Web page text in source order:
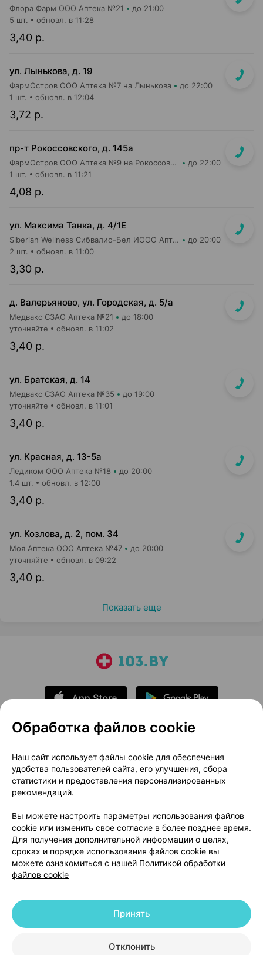
Флора Фарм ООО Аптека №21 до 21:00
3,40 р.
5 шт. обновл. в 11:28
ул. Лынькова, д. 19
ФармОстров ООО Аптека №7 на Лынькова до 22:00
3,72 р.
1 шт. обновл. в 12:04
пр-т Рокоссовского, д. 145а
ФармОстров ООО Аптека №9 на Рокоссовского до 22:00
4,08 р.
1 шт. обновл. в 11:21
ул. Максима Танка, д. 4/1Е
Siberian Wellness Сибвалио-Бел ИООО Аптека №1 до 20:00
3,30 р.
2 шт. обновл. в 11:00
д. Валерьяново, ул. Городская, д. 5/а
Медвакс СЗАО Аптека №21 до 18:00
3,40 р.
уточняйте обновл. в 11:02
ул. Братская, д. 14
Медвакс СЗАО Аптека №35 до 19:00
3,40 р.
уточняйте обновл. в 11:01
ул. Красная, д. 13-5а
Ледиком ООО Аптека №18 до 20:00
3,40 р.
1.4 шт. обновл. в 12:00
ул. Козлова, д. 2, пом. 34
Моя Аптека ООО Аптека №47 до 20:00
3,40 р.
уточняйте обновл. в 09:22
Показать еще
О проекте
Новости проекта
Размещение рекламы
Медицинский маркетинг
Публичный договор
Доставка
Способы оплаты
Вакансии
Партнеры
Написать руководителю 103.by
Написать в поддержку
Персональные настройки Cookie
© 2026 ООО «Артокс Лаб», УНП 191700409 | 220012, Республика Беларусь,
+375 291212755
Обработка файлов cookie
Наш сайт использует файлы cookie для обеспечения
удобства пользователей сайта, его улучшения, сбора
статистики и предоставления персонализированных
рекомендаций.
Вы можете настроить параметры использования файлов
cookie или изменить свое согласие в более позднее время.
Для получения дополнительной информации о целях,
сроках и порядке использования файлов cookie вы
можете ознакомиться с нашей Политикой обработки
файлов cookie
Отклонить
Принять